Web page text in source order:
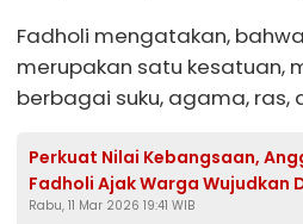
Fadholi mengatakan,
merupakan satu kesatuan,
berbagai suku, agama, ras,
Perkuat Nilai Kebangsaan,
Fadholi Ajak Warga Wujudkan
dan Sejahtera
Rabu, 11 Mar 2026 19:41 WIB